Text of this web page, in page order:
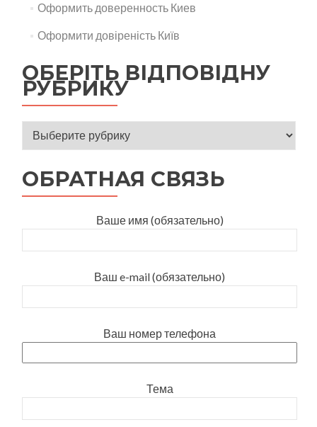
Оформить доверенность Киев
Оформити довіреність Київ
ОБЕРІТЬ ВІДПОВІДНУ
РУБРИКУ
ОБРАТНАЯ СВЯЗЬ
Ваше имя (обязательно)
Ваш e-mail (обязательно)
Ваш номер телефона
Тема